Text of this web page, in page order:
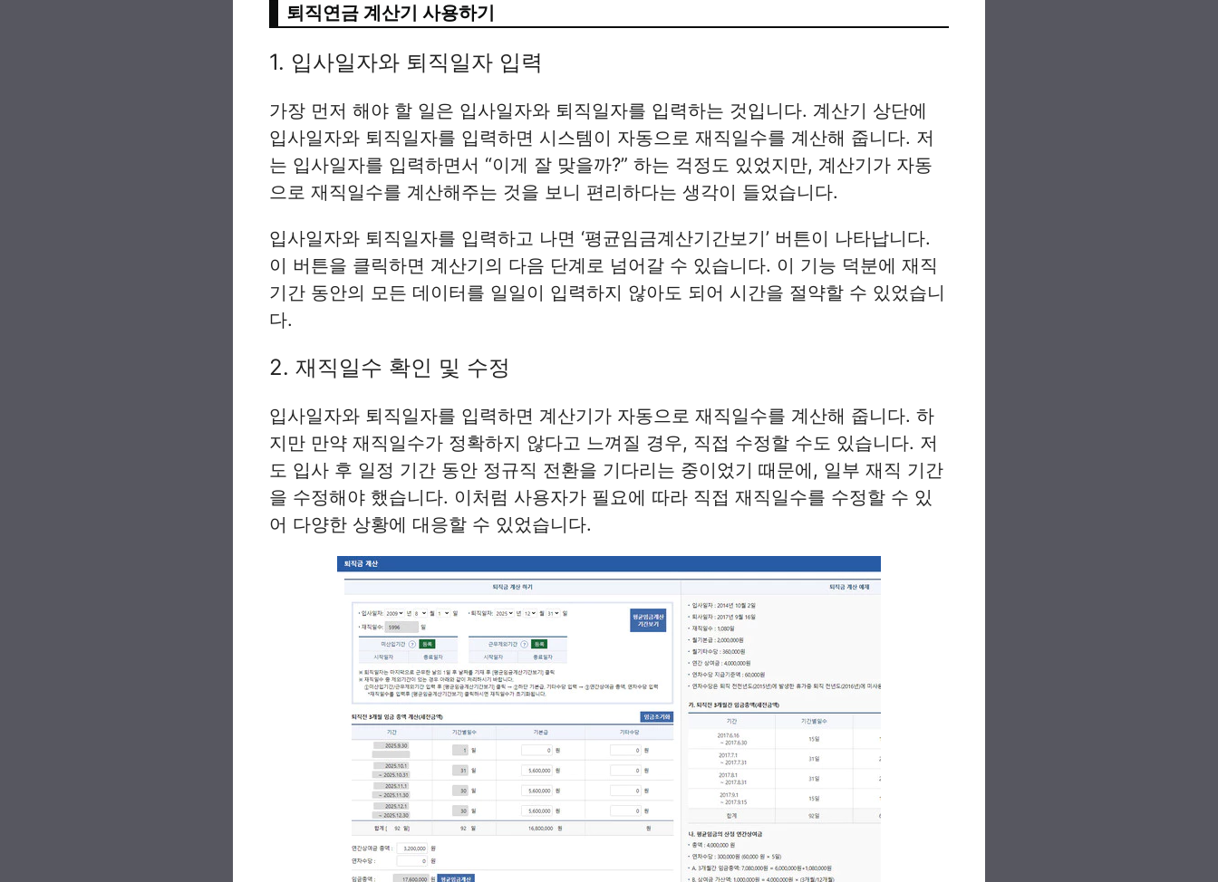
퇴직연금 계산기 사용하기
1. 입사일자와 퇴직일자 입력
가장 먼저 해야 할 일은 입사일자와 퇴직일자를 입력하는 것입니다. 계산기 상단에
입사일자와 퇴직일자를 입력하면 시스템이 자동으로 재직일수를 계산해 줍니다. 저
는 입사일자를 입력하면서 “이게 잘 맞을까?” 하는 걱정도 있었지만, 계산기가 자동
으로 재직일수를 계산해주는 것을 보니 편리하다는 생각이 들었습니다.
입사일자와 퇴직일자를 입력하고 나면 ‘평균임금계산기간보기’ 버튼이 나타납니다.
이 버튼을 클릭하면 계산기의 다음 단계로 넘어갈 수 있습니다. 이 기능 덕분에 재직
기간 동안의 모든 데이터를 일일이 입력하지 않아도 되어 시간을 절약할 수 있었습니
다.
2. 재직일수 확인 및 수정
입사일자와 퇴직일자를 입력하면 계산기가 자동으로 재직일수를 계산해 줍니다. 하
지만 만약 재직일수가 정확하지 않다고 느껴질 경우, 직접 수정할 수도 있습니다. 저
도 입사 후 일정 기간 동안 정규직 전환을 기다리는 중이었기 때문에, 일부 재직 기간
을 수정해야 했습니다. 이처럼 사용자가 필요에 따라 직접 재직일수를 수정할 수 있
어 다양한 상황에 대응할 수 있었습니다.